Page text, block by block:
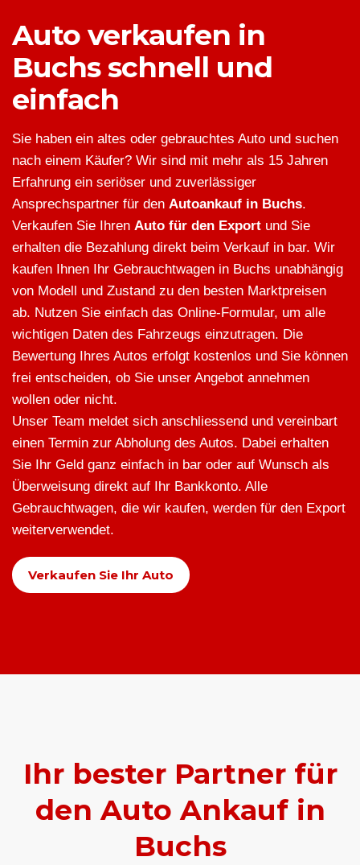
Auto verkaufen in
Buchs schnell und
einfach
Sie haben ein altes oder gebrauchtes Auto und suchen
nach einem Käufer? Wir sind mit mehr als 15 Jahren
Erfahrung ein seriöser und zuverlässiger
Ansprechspartner für den Autoankauf in Buchs.
Verkaufen Sie Ihren Auto für den Export und Sie
erhalten die Bezahlung direkt beim Verkauf in bar. Wir
kaufen Ihnen Ihr Gebrauchtwagen in Buchs unabhängig
von Modell und Zustand zu den besten Marktpreisen
ab. Nutzen Sie einfach das Online-Formular, um alle
wichtigen Daten des Fahrzeugs einzutragen. Die
Bewertung Ihres Autos erfolgt kostenlos und Sie können
frei entscheiden, ob Sie unser Angebot annehmen
wollen oder nicht.
Unser Team meldet sich anschliessend und vereinbart
einen Termin zur Abholung des Autos. Dabei erhalten
Sie Ihr Geld ganz einfach in bar oder auf Wunsch als
Überweisung direkt auf Ihr Bankkonto. Alle
Gebrauchtwagen, die wir kaufen, werden für den Export
weiterverwendet.
Verkaufen Sie Ihr Auto
Ihr bester Partner für
den Auto Ankauf in
Buchs